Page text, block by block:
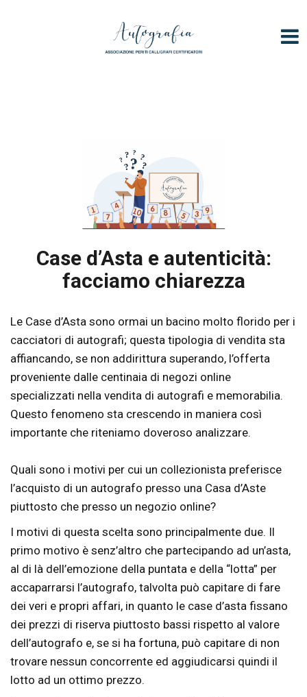
Case d’Asta e autenticità:
facciamo chiarezza
Le Case d’Asta sono ormai un bacino molto florido per i
cacciatori di autografi; questa tipologia di vendita sta
affiancando, se non addirittura superando, l’offerta
proveniente dalle centinaia di negozi online
specializzati nella vendita di autografi e memorabilia.
Questo fenomeno sta crescendo in maniera così
importante che riteniamo doveroso analizzare.
Quali sono i motivi per cui un collezionista preferisce
l’acquisto di un autografo presso una Casa d’Aste
piuttosto che presso un negozio online?
I motivi di questa scelta sono principalmente due. Il
primo motivo è senz’altro che partecipando ad un’asta,
al di là dell’emozione della puntata e della “lotta” per
accaparrarsi l’autografo, talvolta può capitare di fare
dei veri e propri affari, in quanto le case d’asta fissano
dei prezzi di riserva piuttosto bassi rispetto al valore
dell’autografo e, se si ha fortuna, può capitare di non
trovare nessun concorrente ed aggiudicarsi quindi il
lotto ad un ottimo prezzo.